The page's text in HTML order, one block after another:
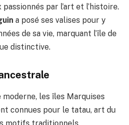
par l’art et l’histoire.
a posé ses valises pour y
de sa vie, marquant l’île de
distinctive.
moderne, les îles Marquises
connues pour le tatau, art du